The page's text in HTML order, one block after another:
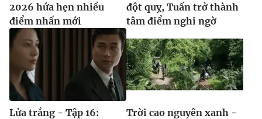
2026 hứa hẹn nhiều
điểm nhấn mới
đột quỵ, Tuấn trở thành
tâm điểm nghi ngờ
Lửa trắng - Tập 16:
Trời cao nguyên xanh -